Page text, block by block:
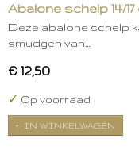
Abalone schelp 14/17
Deze abalone schelp
smudgen van…
€ 12,50
✓ Op voorraad
IN WINKELWAGEN